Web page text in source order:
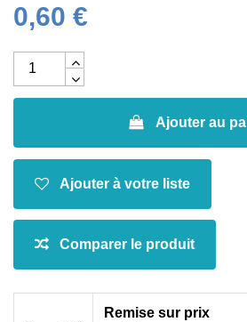
0,60 €
Ajouter au
Remise sur prix